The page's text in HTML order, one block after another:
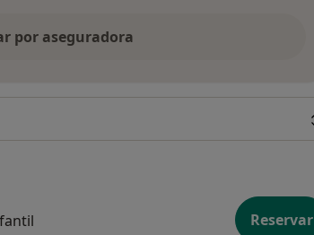
por aseguradora
Reservar